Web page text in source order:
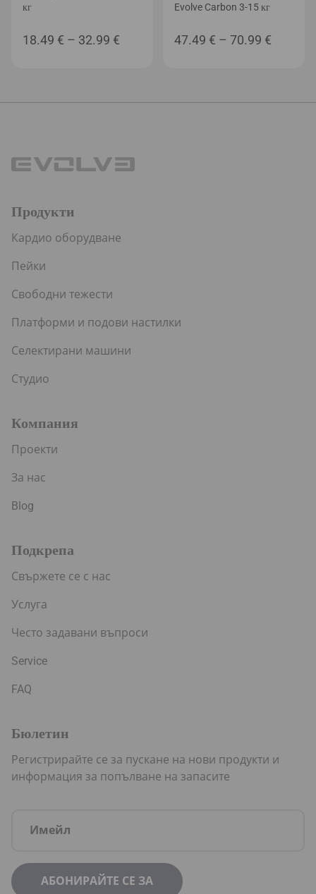
кг
18.49 € – 32.99 €
Evolve Carbon 3-15 кг
47.49 € – 70.99 €
Продукти
Кардио оборудване
Пейки
Свободни тежести
Платформи и подови настилки
Селектирани машини
Студио
Компания
Проекти
За нас
Blog
Подкрепа
Свържете се с нас
Услуга
Често задавани въпроси
Service
FAQ
Бюлетин
Регистрирайте се за пускане на нови продукти и
информация за попълване на запасите